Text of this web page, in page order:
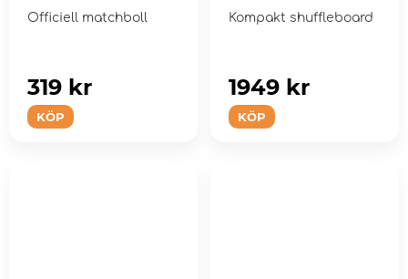
Officiell matchboll
KÖP
319 kr
Kompakt shuffleboard
KÖP
1949 kr